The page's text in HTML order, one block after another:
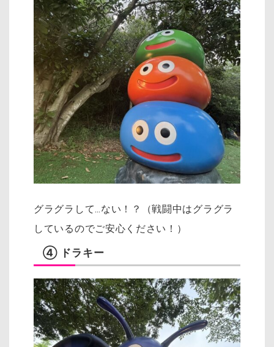
グラグラして…ない！？（戦闘中はグラグラ
しているのでご安心ください！）
④ ドラキー